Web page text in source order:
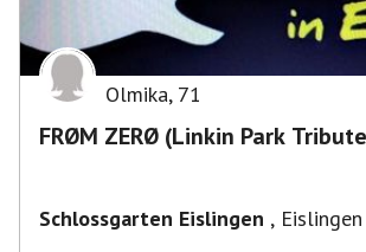
Olmika, 71
FRØM ZERØ (Linkin Park
Schlossgarten Eislingen , Eislingen